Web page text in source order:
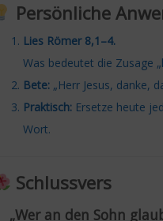
Persönliche
Lies Römer 8,1–4.
Was bedeutet die Zusage
Bete: „Herr Jesus, danke,
Praktisch: Ersetze heute
Wort.
Schlussvers
„Wer an den Sohn